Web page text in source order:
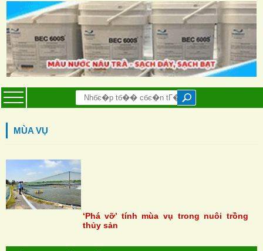
MÙA VỤ
‘Phá vỡ’ tính mùa vụ trong nuôi trồng
thủy sản